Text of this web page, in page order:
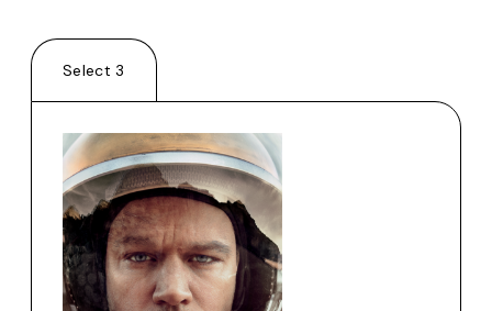
Select 3